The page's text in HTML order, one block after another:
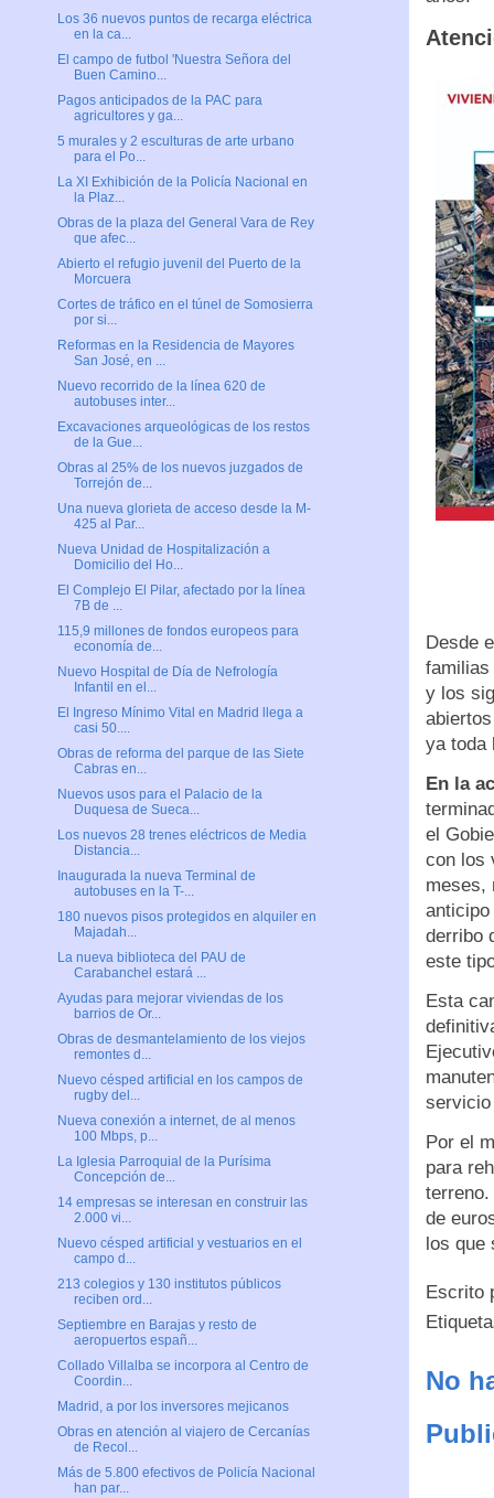
Desde
familias
y los
ya toda
En la
el
con los
meses,
derribo
este
Esta
servicio
Por el
para
terreno.
de
los que
Escrito
No
Los 36 nuevos puntos de recarga eléctrica
en la ca...
El campo de futbol 'Nuestra Señora del
Buen Camino...
Pagos anticipados de la PAC para
agricultores y ga...
5 murales y 2 esculturas de arte urbano
para el Po...
La XI Exhibición de la Policía Nacional en
la Plaz...
Obras de la plaza del General Vara de Rey
que afec...
Abierto el refugio juvenil del Puerto de la
Morcuera
Cortes de tráfico en el túnel de Somosierra
por si...
Reformas en la Residencia de Mayores
San José, en ...
Nuevo recorrido de la línea 620 de
autobuses inter...
Excavaciones arqueológicas de los restos
de la Gue...
Obras al 25% de los nuevos juzgados de
Torrejón de...
Una nueva glorieta de acceso desde la M-
425 al Par...
Nueva Unidad de Hospitalización a
Domicilio del Ho...
El Complejo El Pilar, afectado por la línea
7B de ...
115,9 millones de fondos europeos para
economía de...
Nuevo Hospital de Día de Nefrología
Infantil en el...
El Ingreso Mínimo Vital en Madrid llega a
casi 50....
Obras de reforma del parque de las Siete
Cabras en...
Nuevos usos para el Palacio de la
Duquesa de Sueca...
Los nuevos 28 trenes eléctricos de Media
Distancia...
Inaugurada la nueva Terminal de
autobuses en la T-...
180 nuevos pisos protegidos en alquiler en
Majadah...
La nueva biblioteca del PAU de
Carabanchel estará ...
Ayudas para mejorar viviendas de los
barrios de Or...
Obras de desmantelamiento de los viejos
remontes d...
Nuevo césped artificial en los campos de
rugby del...
Nueva conexión a internet, de al menos
100 Mbps, p...
La Iglesia Parroquial de la Purísima
Concepción de...
14 empresas se interesan en construir las
2.000 vi...
Nuevo césped artificial y vestuarios en el
campo d...
213 colegios y 130 institutos públicos
reciben ord...
Septiembre en Barajas y resto de
aeropuertos españ...
Collado Villalba se incorpora al Centro de
Coordin...
Madrid, a por los inversores mejicanos
Obras en atención al viajero de Cercanías
de Recol...
Más de 5.800 efectivos de Policía Nacional
han par...